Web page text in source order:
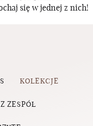
się w jednej z nich!
KOLEKCJE
ZESPÓŁ